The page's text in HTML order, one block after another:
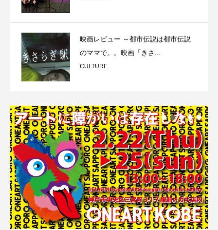
映画レビュー ～都市伝説は都市伝説
のママで。。映画「きさ...
CULTURE